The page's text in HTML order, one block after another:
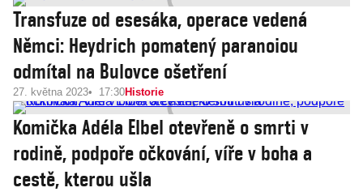
Transfuze od esesáka, operace vedená
Němci: Heydrich pomatený paranoiou
odmítal na Bulovce ošetření
27. května 2023 17:30Historie
Komička Adéla Elbel otevřeně o smrti v
rodině, podpoře očkování, víře v boha a
cestě, kterou ušla